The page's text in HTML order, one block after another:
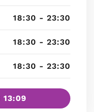
18:30 - 23:30
18:30 - 23:30
18:30 - 23:30